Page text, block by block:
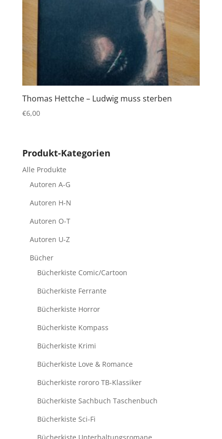
Thomas Hettche – Ludwig muss sterben
€6,00
Produkt-Kategorien
Alle Produkte
Autoren A-G
Autoren H-N
Autoren O-T
Autoren U-Z
Bücher
Bücherkiste Comic/Cartoon
Bücherkiste Ferrante
Bücherkiste Horror
Bücherkiste Kompass
Bücherkiste Krimi
Bücherkiste Love & Romance
Bücherkiste rororo TB-Klassiker
Bücherkiste Sachbuch Taschenbuch
Bücherkiste Sci-Fi
Bücherkiste Unterhaltungsromane